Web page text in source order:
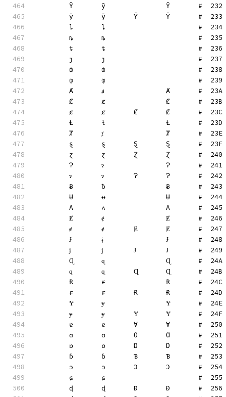
	Ȳ	ȳ		Ȳ	#  232
	ȳ	ȳ	Ȳ	Ȳ	#  233
	ȴ	ȴ			#  234
	ȵ	ȵ			#  235
	ȶ	ȶ			#  236
	ȷ	ȷ			#  237
	ȸ	ȸ			#  238
	ȹ	ȹ			#  239
	Ⱥ	ⱥ		Ⱥ	#  23A
	Ȼ	ȼ		Ȼ	#  23B
	ȼ	ȼ	Ȼ	Ȼ	#  23C
	Ƚ	ƚ		Ƚ	#  23D
	Ⱦ	ⱦ		Ⱦ	#  23E
	ȿ	ȿ	Ȿ	Ȿ	#  23F
	ɀ	ɀ	Ɀ	Ɀ	#  240
	Ɂ	ɂ		Ɂ	#  241
	ɂ	ɂ	Ɂ	Ɂ	#  242
	Ƀ	ƀ		Ƀ	#  243
	Ʉ	ʉ		Ʉ	#  244
	Ʌ	ʌ		Ʌ	#  245
	Ɇ	ɇ		Ɇ	#  246
	ɇ	ɇ	Ɇ	Ɇ	#  247
	Ɉ	ɉ		Ɉ	#  248
	ɉ	ɉ	Ɉ	Ɉ	#  249
	Ɋ	ɋ		Ɋ	#  24A
	ɋ	ɋ	Ɋ	Ɋ	#  24B
	Ɍ	ɍ		Ɍ	#  24C
	ɍ	ɍ	Ɍ	Ɍ	#  24D
	Ɏ	ɏ		Ɏ	#  24E
	ɏ	ɏ	Ɏ	Ɏ	#  24F
	ɐ	ɐ	Ɐ	Ɐ	#  250
	ɑ	ɑ	Ɑ	Ɑ	#  251
	ɒ	ɒ	Ɒ	Ɒ	#  252
	ɓ	ɓ	Ɓ	Ɓ	#  253
	ɔ	ɔ	Ɔ	Ɔ	#  254
	ɕ	ɕ			#  255
	ɖ	ɖ	Ɖ	Ɖ	#  256